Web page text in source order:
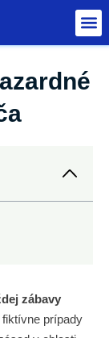
zábavy
fiktívne prípady